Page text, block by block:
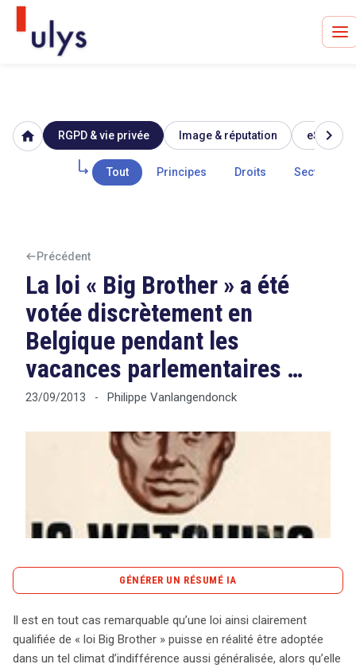
Avocats à Paris & Bruxelles
Leader en droit de l'innovation depuis 30 ans
Tout sur le RGPD
Rechercher
CONTACT
home RGPD & vie privée Image & réputation eSanté
Tout Principes Droits Secteur
chevron_right
Précédent
La loi « Big Brother » a été
votée discrètement en
Belgique pendant les
vacances parlementaires …
23/09/2013 - Philippe Vanlangendonck
GÉNÉRER UN RÉSUMÉ IA
La récente adoption de la loi surnommée « Big Brother »
en Belgique soulève d’importantes inquiétudes sur les
Il est en tout cas remarquable qu’une loi ainsi clairement
qualifiée de « loi Big Brother » puisse en réalité être adoptée
dans un tel climat d’indifférence aussi généralisée, alors qu’elle